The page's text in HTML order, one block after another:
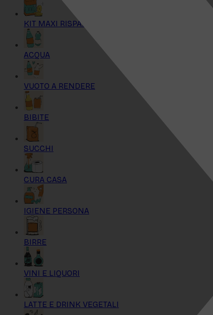
KIT MAXI RISPARMIO
ACQUA
VUOTO A RENDERE
BIBITE
SUCCHI
CURA CASA
IGIENE PERSONA
BIRRE
VINI E LIQUORI
LATTE E DRINK VEGETALI